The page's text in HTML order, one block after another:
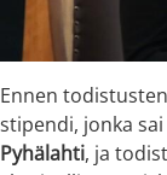
Ennen
stipendi, jonka
Pyhälahti, ja